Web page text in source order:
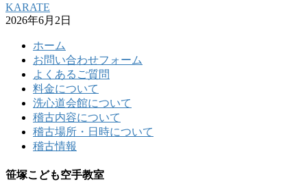
KARATE
2026年6月2日
ホーム
お問い合わせフォーム
よくあるご質問
料金について
洗心道会館について
稽古内容について
稽古場所・日時について
稽古情報
笹塚こども空手教室